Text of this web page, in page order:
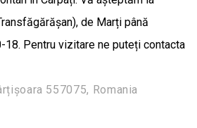
de Marți până
18. Pentru vizitare ne puteți contacta
557075, Romania